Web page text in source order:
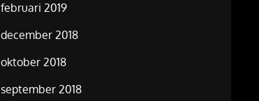
februari 2019
december 2018
oktober 2018
september 2018